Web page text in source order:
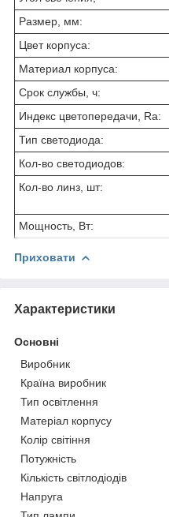
Размер, мм:
Цвет корпуса:
Материал корпуса:
Срок службы, ч:
Индекс цветопередачи, Ra:
Тип светодиода:
Кол-во светодиодов:
Кол-во линз, шт:
Мощность, Вт:
Приховати
Характеристики
Основні
Виробник
Країна виробник
Тип освітлення
Матеріал корпусу
Колір світіння
Потужність
Кількість світлодіодів
Напруга